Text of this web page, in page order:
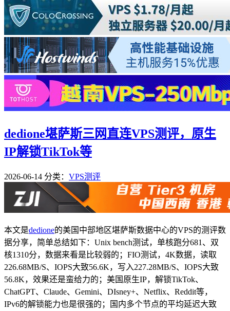
dedione堪萨斯三网直连VPS测评，原生
IP解锁TikTok等
2026-06-14 分类： VPS测评
本文是dedione的美国中部地区堪萨斯数据中心的VPS的测评数
据分享，简单总结如下：Unix bench测试，单核跑分681、双
核1310分，数据来看是比较弱的；FIO测试，4K数据，读取
226.68MB/S、IOPS大致56.6K，写入227.28MB/S、IOPS大致
56.8K，效果还是蛮给力的；美国原生IP，解锁TikTok、
ChatGPT、Claude、Gemini、DIsney+、Netflix、Reddit等，
IPv6的解锁能力也是很强的；国内多个节点的平均延迟大致